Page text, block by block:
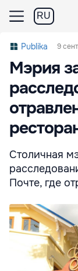
RU
Publika 9
Мэрия
Столичная
Почте, где